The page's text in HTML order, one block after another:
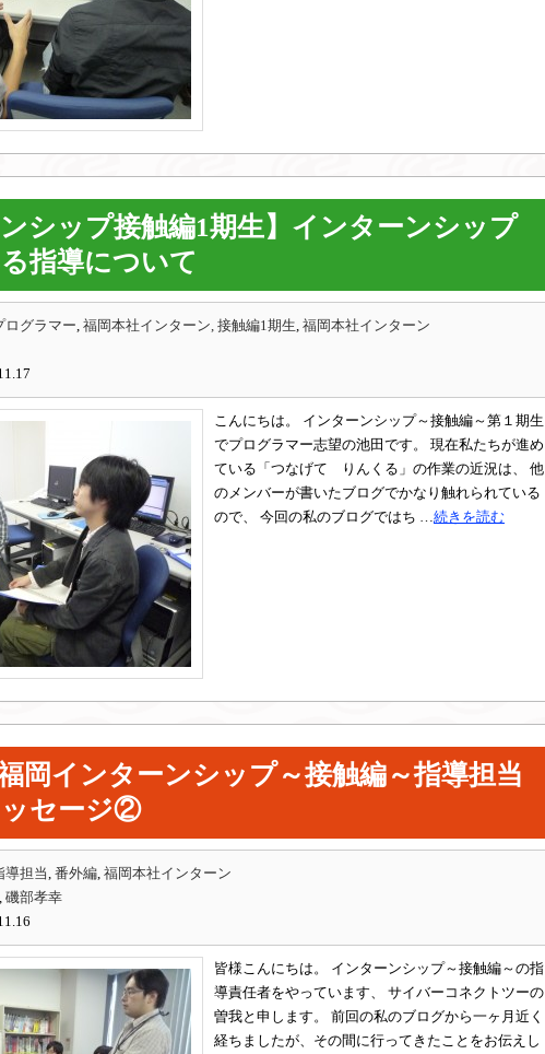
ンシップ接触編1期生】インターンシップ
指導について
ログラマー, 福岡本社インターン, 接触編1期生, 福岡本社インターン
こんにちは。 インターンシップ～接触編～第１期生
でプログラマー志望の池田です。 現在私たちが進め
ている「つなげて りんくる」の作業の近況は、 他
のメンバーが書いたブログでかなり触れられている
ので、 今回の私のブログではち …続きを読む
福岡インターンシップ～接触編～指導担当
セージ②
導担当, 番外編, 福岡本社インターン
, 磯部孝幸
皆様こんにちは。 インターンシップ～接触編～の指
導責任者をやっています、 サイバーコネクトツーの
曽我と申します。 前回の私のブログから一ヶ月近く
経ちましたが、その間に行ってきたことをお伝えし